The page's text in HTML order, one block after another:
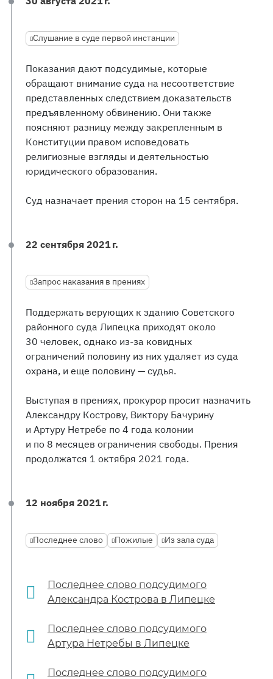
Слушание в суде первой инстанции
Показания дают подсудимые, которые
обращают внимание суда на несоответствие
представленных следствием доказательств
предъявленному обвинению. Они также
поясняют разницу между закрепленным в
Конституции правом исповедовать
религиозные взгляды и деятельностью
юридического образования.
Суд назначает прения сторон на 15 сентября.
22 сентября 2021 г.
Запрос наказания в прениях
Поддержать верующих к зданию Советского
районного суда Липецка приходят около
30 человек, однако из-за ковидных
ограничений половину из них удаляет из суда
охрана, и еще половину — судья.
Выступая в прениях, прокурор просит назначить
Александру Кострову, Виктору Бачурину
и Артуру Нетребе по 4 года колонии
и по 8 месяцев ограничения свободы. Прения
продолжатся 1 октября 2021 года.
12 ноября 2021 г.
Последнее слово Пожилые Из зала суда
Последнее слово подсудимого
Александра Кострова в Липецке
Последнее слово подсудимого
Артура Нетребы в Липецке
Последнее слово подсудимого